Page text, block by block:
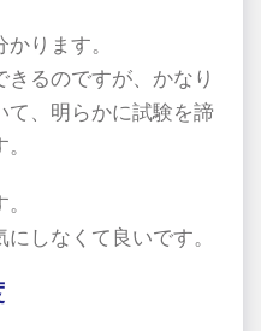
ります。
るのですが、かなり
て、明らかに試験を諦
しなくて良いです。